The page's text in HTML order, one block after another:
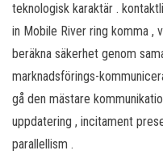
teknologisk karaktär .
in Mobile River ring komma ,
beräkna säkerhet genom
marknadsförings-
gå den mästare
uppdatering , incitament
parallellism .